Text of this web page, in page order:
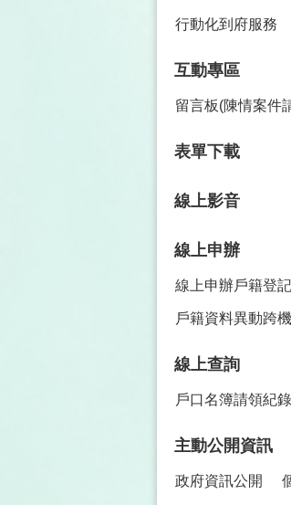
行動化到府服務
互動專區
留言板(陳情案件
表單下載
線上影音
線上申辦
線上申辦戶籍登記
戶籍資料異動跨
線上查詢
戶口名簿請領紀
主動公開資訊
政府資訊公開